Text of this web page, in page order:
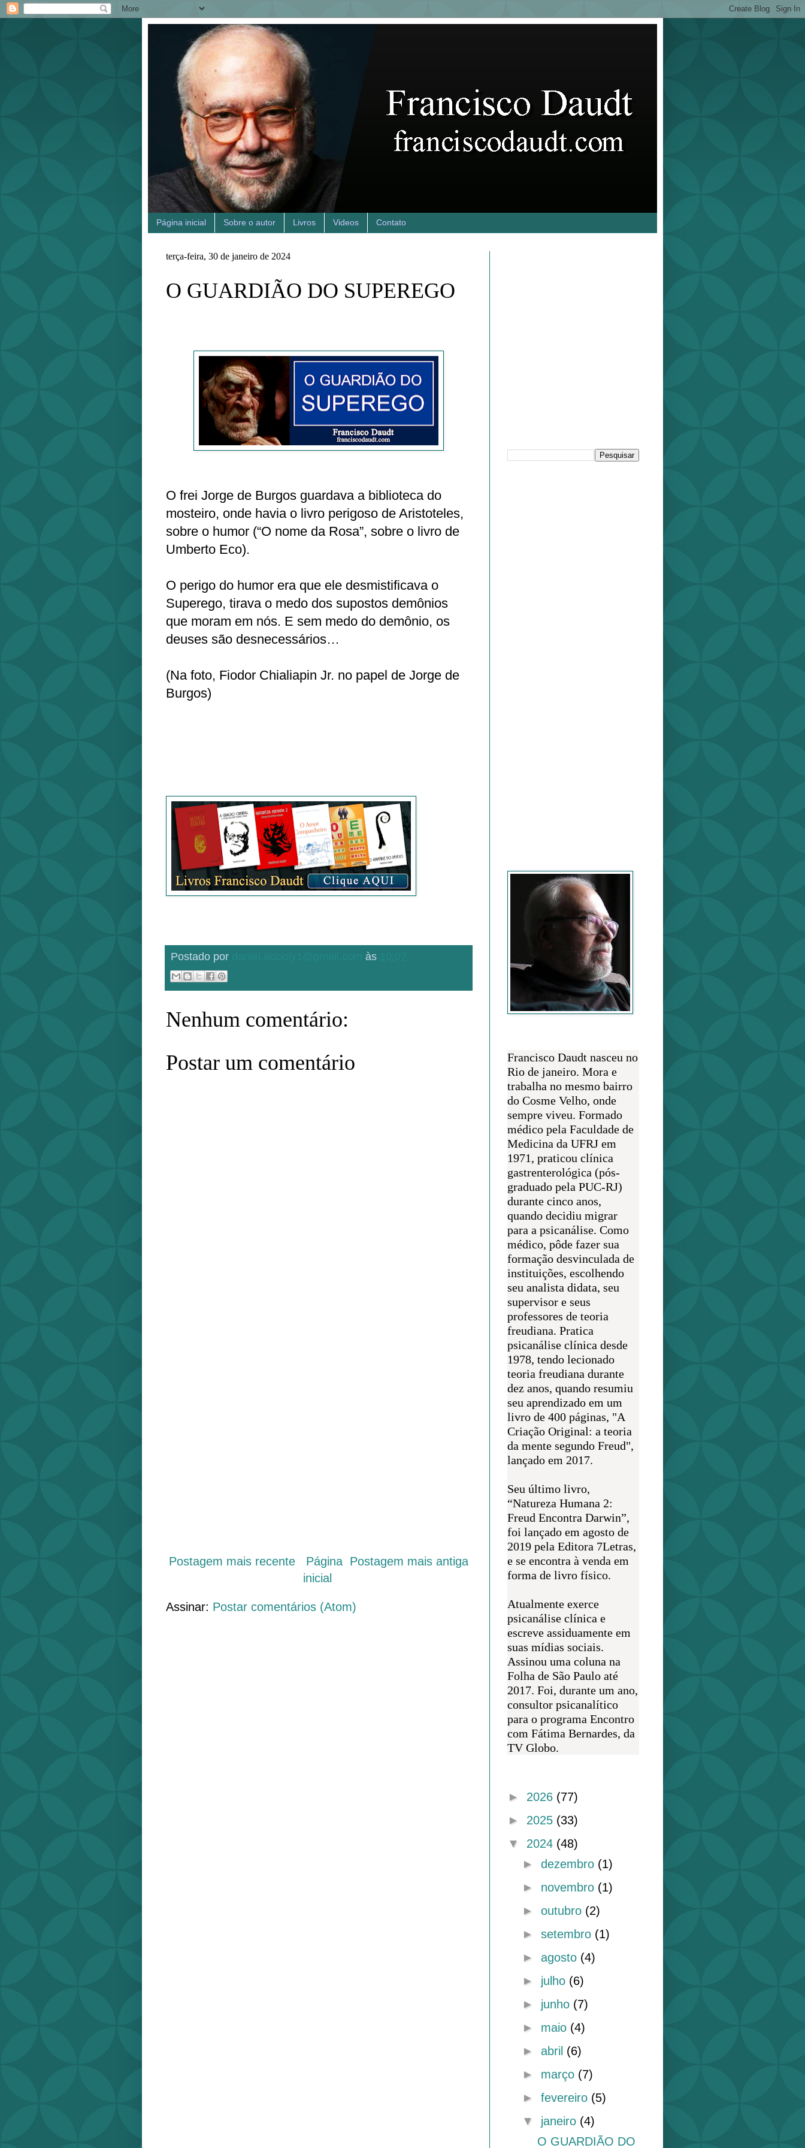
Página inicial Sobre o autor Livros Videos Contato
terça-feira, 30 de janeiro de 2024
O GUARDIÃO DO SUPEREGO
O frei Jorge de Burgos guardava a biblioteca do
mosteiro, onde havia o livro perigoso de Aristoteles,
sobre o humor (“O nome da Rosa”, sobre o livro de
Umberto Eco).
O perigo do humor era que ele desmistificava o
Superego, tirava o medo dos supostos demônios
que moram em nós. E sem medo do demônio, os
deuses são desnecessários…
(Na foto, Fiodor Chialiapin Jr. no papel de Jorge de
Burgos)
Postado por às
Nenhum comentário:
Postar um comentário
Postagem mais recente Postagem mais antiga
Página
inicial
Assinar: Postar comentários (Atom)
Francisco Daudt nasceu no
Rio de janeiro. Mora e
trabalha no mesmo bairro
do Cosme Velho, onde
sempre viveu. Formado
médico pela Faculdade de
Medicina da UFRJ em
1971, praticou clínica
gastrenterológica (pós-
graduado pela PUC-RJ)
durante cinco anos,
quando decidiu migrar
para a psicanálise. Como
médico, pôde fazer sua
formação desvinculada de
instituições, escolhendo
seu analista didata, seu
supervisor e seus
professores de teoria
freudiana. Pratica
psicanálise clínica desde
1978, tendo lecionado
teoria freudiana durante
dez anos, quando resumiu
seu aprendizado em um
livro de 400 páginas, "A
Criação Original: a teoria
da mente segundo Freud",
lançado em 2017.
Seu último livro,
“Natureza Humana 2:
Freud Encontra Darwin”,
foi lançado em agosto de
2019 pela Editora 7Letras,
e se encontra à venda em
forma de livro físico.
Atualmente exerce
psicanálise clínica e
escreve assiduamente em
suas mídias sociais.
Assinou uma coluna na
Folha de São Paulo até
2017. Foi, durante um ano,
consultor psicanalítico
para o programa Encontro
com Fátima Bernardes, da
TV Globo.
► 2026 (77)
► 2025 (33)
▼ 2024 (48)
► dezembro (1)
► novembro (1)
► outubro (2)
► setembro (1)
► agosto (4)
► julho (6)
► junho (7)
► maio (4)
► abril (6)
► março (7)
► fevereiro (5)
▼ janeiro (4)
O GUARDIÃO DO